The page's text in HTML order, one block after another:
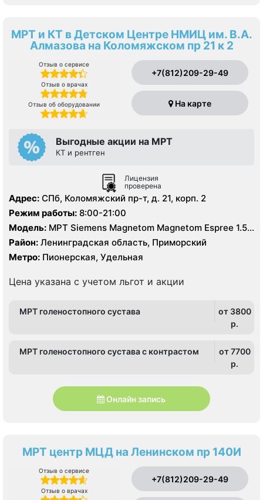
МРТ и КТ в Детском Центре НМИЦ им. В.А.
Алмазова на Коломяжском пр 21 к 2
Отзыв о сервисе
Отзыв о врачах
Отзыв об оборудовании
+7(812)209-29-49
На карте
Выгодные акции на МРТ
КТ и рентген
Лицензия
проверена
Адрес: СПб, Коломяжский пр-т, д. 21, корп. 2
Режим работы: 8:00-21:00
Модель: МРТ Siemens Magnetom Magnetom Espree 1.5
Тесла, КТ Philips Ingenuity Elite 128 срезов
Район: Ленинградская область, Приморский
Метро: Пионерская, Удельная
Цена указана с учетом льгот и акции
МРТ голеностопного сустава
от 3800
p.
МРТ голеностопного сустава с контрастом
от 7700
p.
Онлайн запись
МРТ центр МЦД на Ленинском пр 140И
Отзыв о сервисе
Отзыв о врачах
+7(812)209-29-49